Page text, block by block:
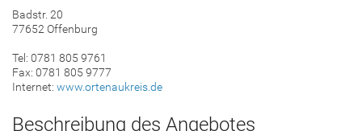
Badstr. 20
77652 Offenburg
Tel: 0781 805 9761
Fax: 0781 805 9777
Internet: www.ortenaukreis.de
Beschreibung des Angebotes